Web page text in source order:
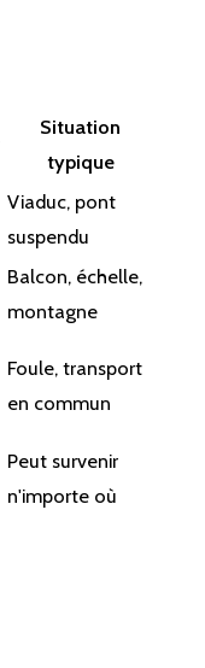
Situation
typique
Viaduc, pont
suspendu
Balcon, échelle,
montagne
Foule, transport
en commun
Peut survenir
n'importe où